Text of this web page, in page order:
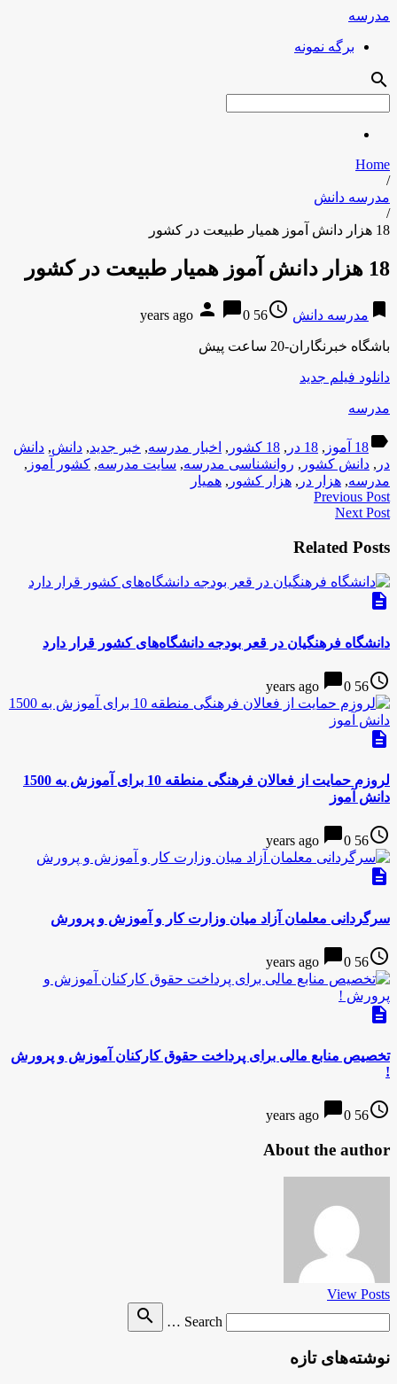
مدرسه
برگه نمونه
search
Home
/
مدرسه دانش
/
18 هزار دانش آموز همیار طبیعت در کشور
18 هزار دانش آموز همیار طبیعت در کشور
bookmark مدرسه دانش access_time
56 years ago
person chat_bubble0
باشگاه خبرنگاران-20 ساعت پیش
دانلود فیلم جدید
مدرسه
label18 آموز , 18 در , 18 کشور , اخبار مدرسه, خبر جدید, دانش, دانش
در , دانش کشور , روانشناسی مدرسه, سایت مدرسه, کشور آموز ,
مدرسه, هزار در , هزار کشور , همیار
Previous Post
Next Post
Related Posts
description
دانشگاه‌ فرهنگیان در قعر بودجه دانشگاه‌های کشور قرار دارد
access_time
56 years ago
chat_bubble0
description
لروزم حمایت از فعالان فرهنگی منطقه 10 برای آموزش به 1500
دانش آموز
access_time
56 years ago
chat_bubble0
description
سرگردانی معلمان آزاد میان وزارت کار و آموزش و پرورش
access_time
56 years ago
chat_bubble0
description
تخصیص منابع مالی برای پرداخت حقوق کارکنان آموزش و پرورش
!
access_time
56 years ago
chat_bubble0
About the author
View Posts
Search …
search
نوشته‌های تازه